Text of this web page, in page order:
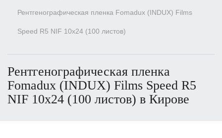
Рентгенографическая пленка Fomadux (INDUX) Films
Speed R5 NIF 10х24 (100 листов)
Рентгенографическая пленка
Fomadux (INDUX) Films Speed R5
NIF 10х24 (100 листов) в Кирове